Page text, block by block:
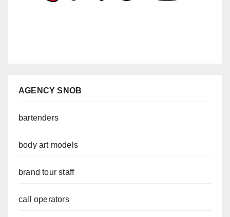
AGENCY SNOB
bartenders
body art models
brand tour staff
call operators